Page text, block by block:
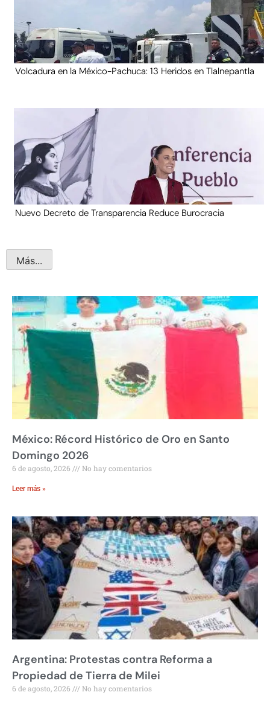
Volcadura en la México-Pachuca: 13 Heridos en Tlalnepantla
Nuevo Decreto de Transparencia Reduce Burocracia
Más...
México: Récord Histórico de Oro en Santo
Domingo 2026
6 de agosto, 2026 No hay comentarios
Leer más »
Argentina: Protestas contra Reforma a
Propiedad de Tierra de Milei
6 de agosto, 2026 No hay comentarios